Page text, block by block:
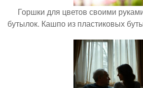
Горшки для цветов своими
бутылок. Кашпо из пластиковых